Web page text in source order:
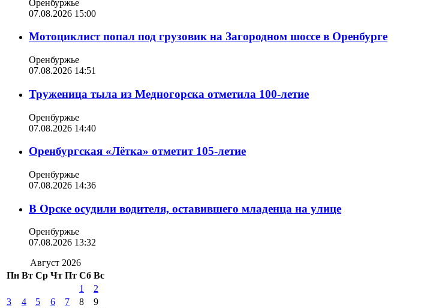
Оренбуржье
07.08.2026 15:00
Мотоциклист попал под грузовик на Загородном шоссе в Оренбурге
Оренбуржье
07.08.2026 14:51
Труженица тыла из Медногорска отметила 100-летие
Оренбуржье
07.08.2026 14:40
Оренбургская «Лётка» отметит 105-летие
Оренбуржье
07.08.2026 14:36
В Орске осудили водителя, оставившего младенца на улице
Оренбуржье
07.08.2026 13:32
Август 2026
Пн Вт Ср Чт Пт Сб Вс
1
2
3
4 5 6 7 8
9